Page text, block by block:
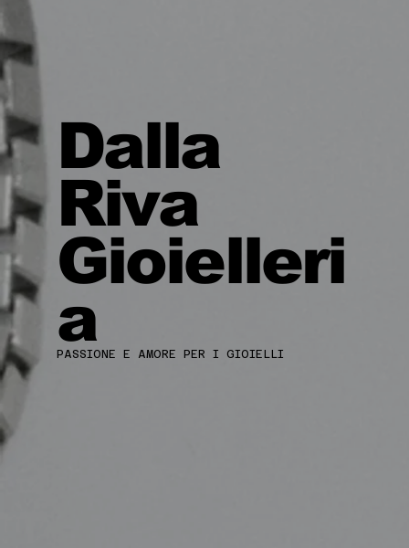
Dalla
Riva
Gioielleri
a
PASSIONE E AMORE PER I GIOIELLI